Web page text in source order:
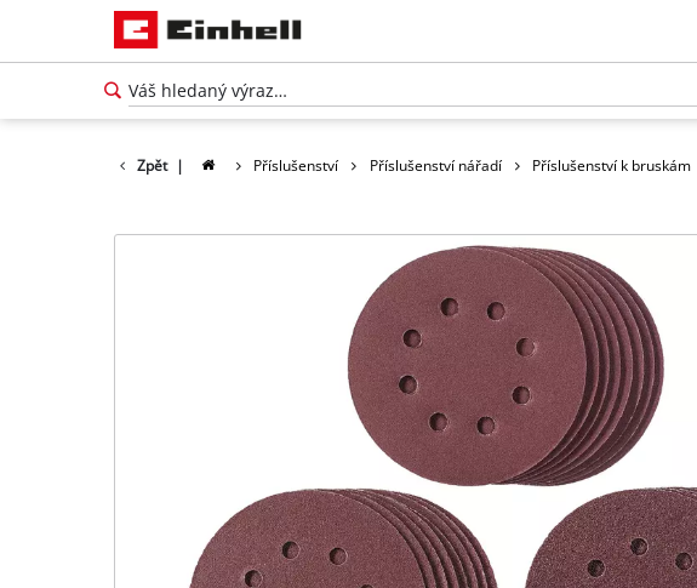
Zpět | Příslušenství Příslušenství nářadí Příslušenství k bruskám